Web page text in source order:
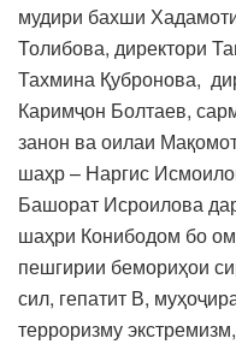
мудири бахши
Толибова, директори
Тахмина Қубронова,
Каримҷон Болтаев,
занон ва оилаи
шаҳр – Наргис
Башорат Исроилова
шаҳри Конибодом бо
пешгирии бемориҳои
сил, гепатит В,
терроризму